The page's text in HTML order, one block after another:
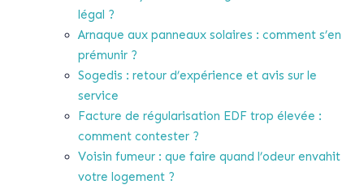
légal ?
Arnaque aux panneaux solaires : comment s’en
prémunir ?
Sogedis : retour d’expérience et avis sur le
service
Facture de régularisation EDF trop élevée :
comment contester ?
Voisin fumeur : que faire quand l’odeur envahit
votre logement ?